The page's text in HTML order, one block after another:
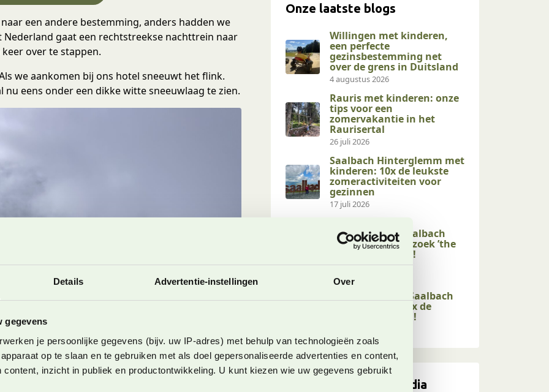
Details Advertentie-instellingen Over
gegevens
je persoonlijke gegevens (bijv. uw IP-adres) met behulp van technologieën zoals
op te slaan en te gebruiken met als doel gepersonaliseerde advertenties en content,
content, inzicht in publiek en productontwikkeling. U kunt kiezen wie uw gegevens gebruikt
een andere bestemming, anders hadden we
gaat een rechtstreekse nachttrein naar
over te stappen.
we aankomen bij ons hotel sneeuwt het flink.
eens onder een dikke witte sneeuwlaag te zien.
Onze laatste blogs
Willingen met kinderen,
een perfecte
gezinsbestemming net
over de grens in Duitsland
4 augustus 2026
Rauris met kinderen: onze
tips voor een
zomervakantie in het
Raurisertal
26 juli 2026
Saalbach Hinterglemm met
kinderen: 10x de leukste
zomeractiviteiten voor
gezinnen
17 juli 2026
activiteiten in Saalbach
Hinterglemm: bezoek ’the
end of the valley’!
17 juli 2026
Kindvriendelijke
wandelingen in Saalbach
Hinterglemm: 10x de
leukste op een rij!
Volg ons op social media